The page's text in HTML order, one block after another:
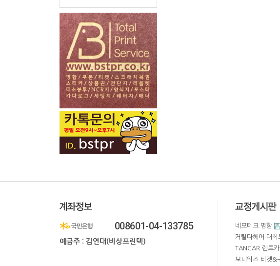
008601-04-133785
예금주 : 김연대(비상프린텍)
네모테크 명함
커틸다헤어 대
TANCAR 렌트
보니위즈 티켓&